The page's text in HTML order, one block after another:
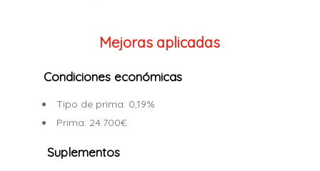
Mejoras aplicadas
Condiciones económicas
Tipo de prima: 0,19%
Prima: 24.700€
Suplementos